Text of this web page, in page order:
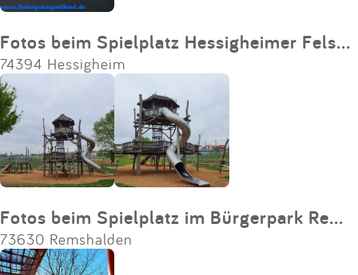
Fotos beim Spielplatz Hessigheimer Felsengärten
74394 Hessigheim
Fotos beim Spielplatz im Bürgerpark Remshalden
73630 Remshalden